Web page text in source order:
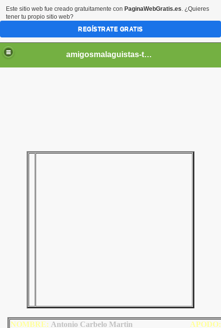
amigosmalaguistas-temporadas
NOMBRE: Antonio Carbelo Martin APODO:
Este sitio web fue creado gratuitamente con PaginaWebGratis.es. ¿Quieres
tener tu propio sitio web?
REGÍSTRATE GRATIS